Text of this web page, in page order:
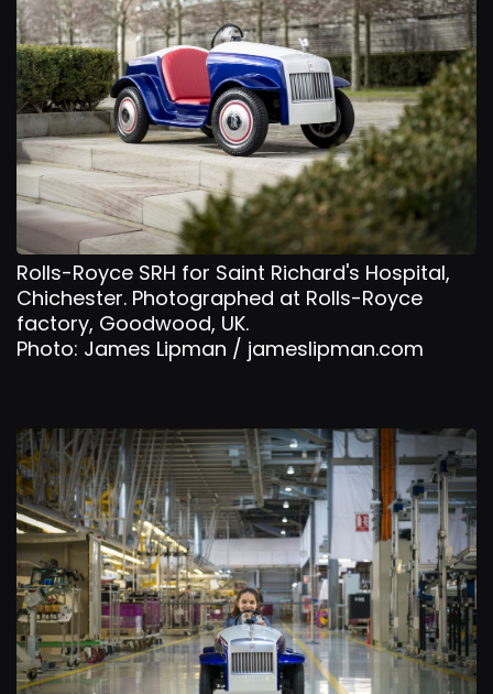
Rolls-Royce SRH for Saint Richard's Hospital,
Chichester. Photographed at Rolls-Royce
factory, Goodwood, UK.
Photo: James Lipman / jameslipman.com